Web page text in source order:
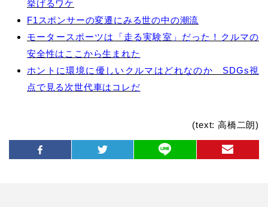
挙げるワケ
F1スポンサーの変遷にみる世の中の潮流
モータースポーツは「走る実験室」だった！クルマの
安全性はここから生まれた
ホントに環境に優しいクルマはどれなのか SDGs視
点で見る次世代車はコレだ
(text: 高橋二朗)